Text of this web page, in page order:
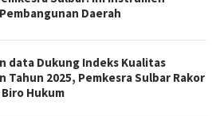
Daerah
data Dukung Indeks Kualitas
Tahun 2025, Pemkesra Sulbar Rakor
Hukum